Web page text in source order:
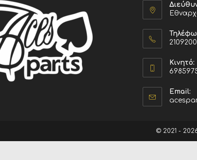
Κινητό:
Email:
© 2021 -